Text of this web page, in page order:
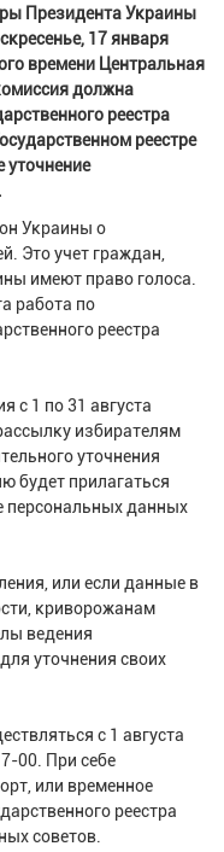
Президента Украины
17 января
времени Центральная
должна
реестра
реестре
уточнение
Украины о
Это учет граждан,
имеют право голоса.
работа по
реестра
с 1 по 31 августа
избирателям
уточнения
будет прилагаться
персональных данных
или если данные в
криворожанам
ведения
уточнения своих
с 1 августа
00. При себе
или временное
реестра
советов.